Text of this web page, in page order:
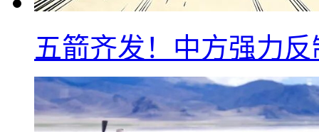
五箭齐发！中方强力